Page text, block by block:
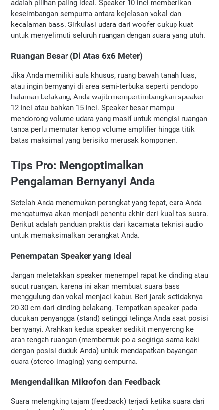
adalah pilihan paling ideal. Speaker 10 inci memberikan
keseimbangan sempurna antara kejelasan vokal dan
kedalaman bass. Sirkulasi udara dari woofer cukup kuat
untuk menyelimuti seluruh ruangan dengan suara yang utuh.
Ruangan Besar (Di Atas 6x6 Meter)
Jika Anda memiliki aula khusus, ruang bawah tanah luas,
atau ingin bernyanyi di area semi-terbuka seperti pendopo
halaman belakang, Anda wajib mempertimbangkan speaker
12 inci atau bahkan 15 inci. Speaker besar mampu
mendorong volume udara yang masif untuk mengisi ruangan
tanpa perlu memutar kenop volume amplifier hingga titik
batas maksimal yang berisiko merusak komponen.
Tips Pro: Mengoptimalkan
Pengalaman Bernyanyi Anda
Setelah Anda menemukan perangkat yang tepat, cara Anda
mengaturnya akan menjadi penentu akhir dari kualitas suara.
Berikut adalah panduan praktis dari kacamata teknisi audio
untuk memaksimalkan perangkat Anda.
Penempatan Speaker yang Ideal
Jangan meletakkan speaker menempel rapat ke dinding atau
sudut ruangan, karena ini akan membuat suara bass
menggulung dan vokal menjadi kabur. Beri jarak setidaknya
20-30 cm dari dinding belakang. Tempatkan speaker pada
dudukan penyangga (stand) setinggi telinga Anda saat posisi
bernyanyi. Arahkan kedua speaker sedikit menyerong ke
arah tengah ruangan (membentuk pola segitiga sama kaki
dengan posisi duduk Anda) untuk mendapatkan bayangan
suara (stereo imaging) yang sempurna.
Mengendalikan Mikrofon dan Feedback
Suara melengking tajam (feedback) terjadi ketika suara dari